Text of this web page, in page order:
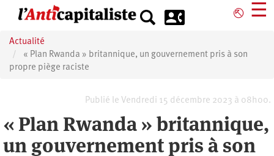
principal
⎋ ☰
Actualité
« Plan Rwanda » britannique, un gouvernement pris à son
propre piège raciste
Publié le Vendredi 15 décembre 2023 à 08h00.
« Plan Rwanda » britannique,
un gouvernement pris à son